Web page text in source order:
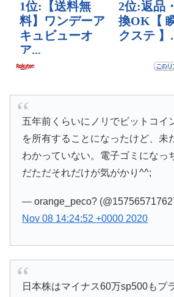
五年前くらいにノリでビットコイ
を所有することになったけど、未
わかっていない。電子ゴミになっ
だただそれだけが気がかり^^;
— orange_peco?
Nov 08 14:24:52 +0000 2020
日本株はマイナス60万sp500もプ